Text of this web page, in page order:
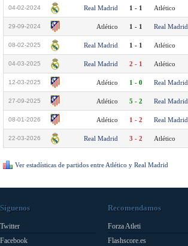
04-02-2024 Real Madrid 1 - 1 Atlético
29-09-2024 Atlético 1 - 1 Real Madrid
08-02-2025 Real Madrid 1 - 1 Atlético
04-03-2025 Real Madrid 2 - 1 Atlético
12-03-2025 Atlético 1 - 0 Real Madrid
27-09-2025 Atlético 5 - 2 Real Madrid
08-01-2026 Atlético 1 - 2 Real Madrid
22-03-2026 Real Madrid 3 - 2 Atlético
Ver estadísticas de partidos entre Atlético y Real Madrid
Síguenos
Twitter
Facebook
Recomendamos
Forza Atleti
Flashscore.es